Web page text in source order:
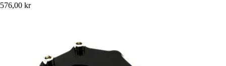
576,00 kr